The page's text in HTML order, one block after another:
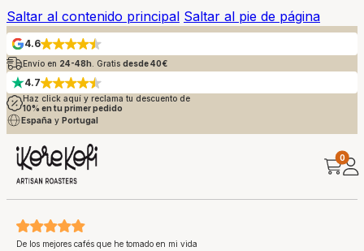
Saltar al contenido principal Saltar al pie de página
4.6
Envío en 24-48h . Gratis desde 40€
4.7
Haz click aquí y reclama tu descuento de
10% en tu primer pedido
España y Portugal
0
De los mejores cafés que he tomado en mi vida